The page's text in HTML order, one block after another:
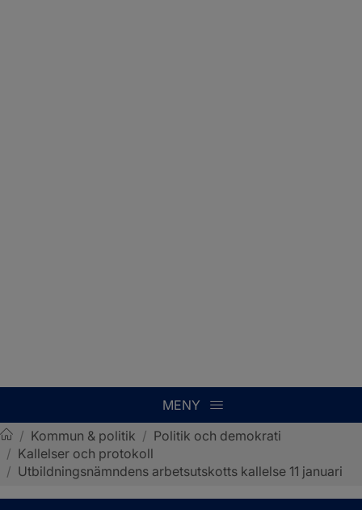
MENY
Sotenäs kommun
/ Kommun & politik / Politik och demokrati
/ Kallelser och protokoll
/ Utbildningsnämndens arbetsutskotts kallelse 11 januari